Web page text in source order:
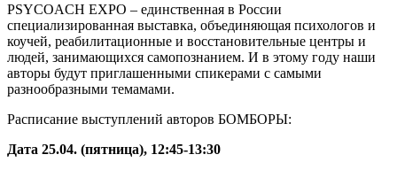
PSYCOACH EXPO – единственная в России
специализированная выставка, объединяющая психологов и
коучей, реабилитационные и восстановительные центры и
людей, занимающихся самопознанием. И в этому году наши
авторы будут приглашенными спикерами с самыми
разнообразными темамами.
Расписание выступлений авторов БОМБОРЫ:
Дата 25.04. (пятница), 12:45-13:30